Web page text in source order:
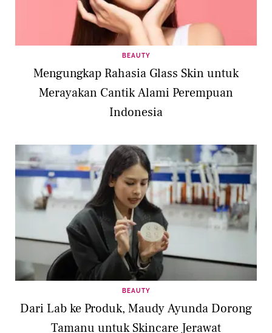
BEAUTY
Mengungkap Rahasia Glass Skin untuk
Merayakan Cantik Alami Perempuan
Indonesia
BEAUTY
Dari Lab ke Produk, Maudy Ayunda Dorong
Tamanu untuk Skincare Jerawat